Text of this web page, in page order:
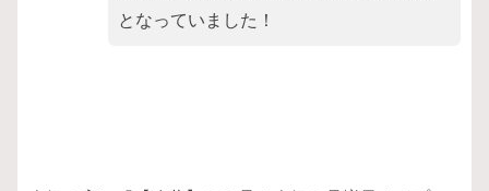
となっていました！